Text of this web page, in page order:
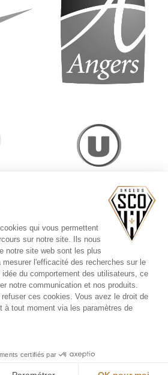
qui vous permettent
sur notre site. Ils nous
notre site web sont les plus
l'efficacité des recherches sur le
du comportement des utilisateurs, ce
notre communication et nos produits.
ces cookies. Vous avez le droit de
à tout moment via les paramètres de
certifiés par
billetterie
légales
cookies